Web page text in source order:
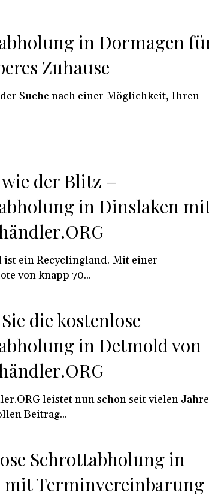
in Dormagen
Zuhause
Suche nach einer Möglichkeit, Ihren
der Blitz –
in Dinslaken
ist ein Recyclingland. Mit einer
von knapp 70...
die kostenlose
in Detmold von
leistet nun schon seit vielen
Beitrag...
Schrottabholung in
mit Terminvereinbarung